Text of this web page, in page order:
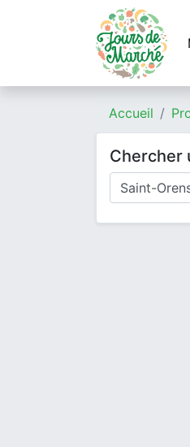
Accueil
Chercher
Où cherchez-vous un
Type de produits
Produits
Mode de livraison